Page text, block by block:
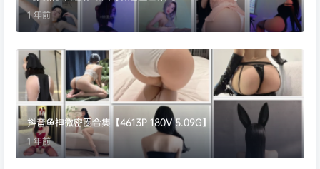
1 年前
抖音鱼神微密圈合集【4613P 180V 5.09G】
1 年前